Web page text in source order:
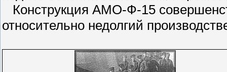
Конструкция АМО-Ф-15
относительно недолгий